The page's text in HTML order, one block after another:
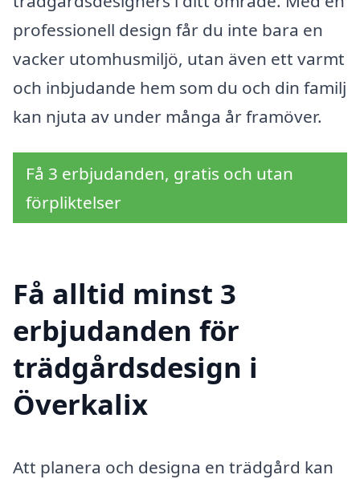
professionell design får du inte bara en
vacker utomhusmiljö, utan även ett varmt
och inbjudande hem som du och din familj
kan njuta av under många år framöver.
Få 3 erbjudanden, gratis och utan
förpliktelser
Få alltid minst 3
erbjudanden för
trädgårdsdesign i
Överkalix
Att planera och designa en trädgård kan